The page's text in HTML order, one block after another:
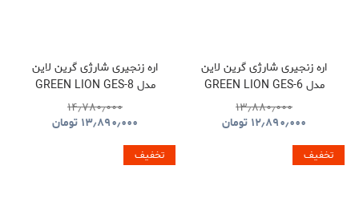
اره زنجیری شارژی گرین لاین
مدل GREEN LION GES-6
CORDLESS ELECTRIC
CHAINSAW
۱۳٫۸۸۰٫۰۰۰
۱۲٫۸۹۰٫۰۰۰ تومان
اره زنجیری شارژی گرین لاین
مدل GREEN LION GES-8
BRUSHLESS CORDLESS
CHAINSAW GNOCSWTLGN
۱۴٫۷۸۰٫۰۰۰
۱۳٫۸۹۰٫۰۰۰ تومان
تخفیف تخفیف